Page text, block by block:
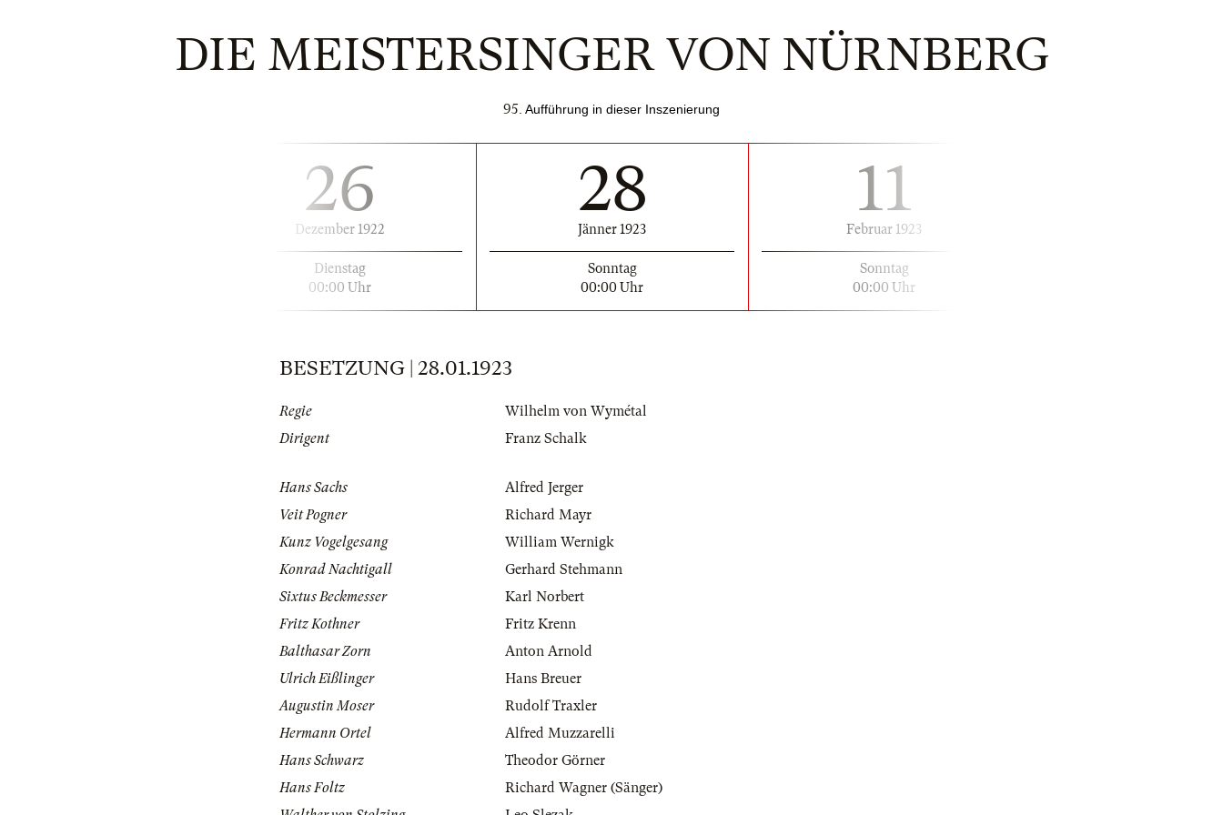
DIE MEISTERSINGER VON NÜRNBERG
95 . Aufführung in dieser Inszenierung
26
Dezember 1922
Dienstag
00:00 Uhr
28
Jänner 1923
Sonntag
00:00 Uhr
11
Februar 1923
Sonntag
00:00 Uhr
BESETZUNG | 28.01.1923
Regie
Wilhelm von Wymétal
Dirigent
Franz Schalk
Hans Sachs
Alfred Jerger
Veit Pogner
Richard Mayr
Kunz Vogelgesang
William Wernigk
Konrad Nachtigall
Gerhard Stehmann
Sixtus Beckmesser
Karl Norbert
Fritz Kothner
Fritz Krenn
Balthasar Zorn
Anton Arnold
Ulrich Eißlinger
Hans Breuer
Augustin Moser
Rudolf Traxler
Hermann Ortel
Alfred Muzzarelli
Hans Schwarz
Theodor Görner
Hans Foltz
Richard Wagner (Sänger)